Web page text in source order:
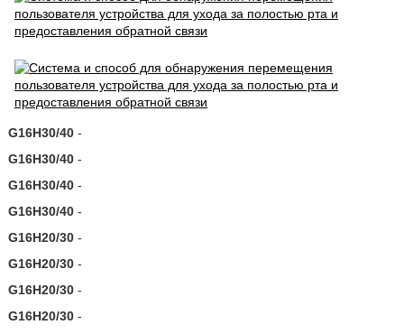
G16H30/40-
G16H30/40-
G16H30/40-
G16H30/40-
G16H20/30-
G16H20/30-
G16H20/30-
G16H20/30-